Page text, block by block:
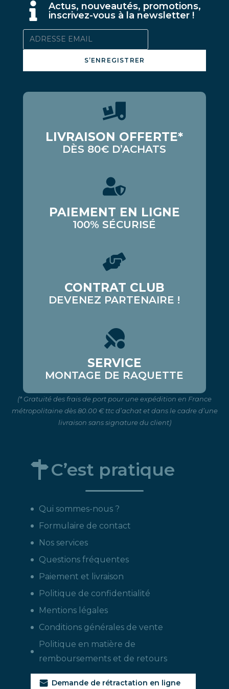
Actus, nouveautés, promotions,
inscrivez-vous à la newsletter !
S’ENREGISTRER
LIVRAISON OFFERTE*
DÈS 80€ D’ACHATS
PAIEMENT EN LIGNE
100% SÉCURISÉ
CONTRAT CLUB
DEVENEZ PARTENAIRE !
SERVICE
MONTAGE DE RAQUETTE
(* Gratuité des frais de port pour une expédition en France
métropolitaine dès 80.00 € ttc d’achat et dans le cadre d’une
livraison sans signature du client)
C’est pratique
Qui sommes-nous ?
Formulaire de contact
Nos services
Questions fréquentes
Paiement et livraison
Politique de confidentialité
Mentions légales
Conditions générales de vente
Politique en matière de
remboursements et de retours
Demande de rétractation en ligne